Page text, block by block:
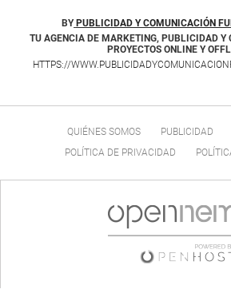
BY PUBLICIDAD Y COMUNICACIÓN
TU AGENCIA DE MARKETING, PUBLICIDAD Y
PROYECTOS ONLINE Y
HTTPS://
QUIÉNES SOMOS PUBLICIDAD
POLÍTICA DE PRIVACIDAD